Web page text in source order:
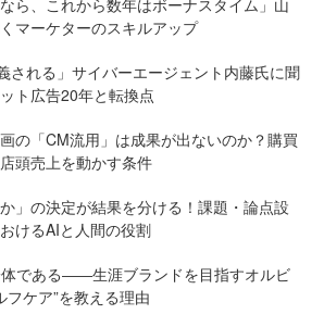
なら、これから数年はボーナスタイム」山
マーケターのスキルアップ
義される」サイバーエージェント内藤氏に聞
ト広告20年と転換点
の「CM流用」は成果が出ないのか？購買
頭売上を動かす条件
か」の決定が結果を分ける！課題・論点設
けるAIと人間の役割
である――生涯ブランドを目指すオルビ
フケア”を教える理由